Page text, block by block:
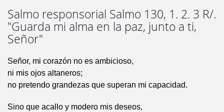
Salmo responsorial Salmo 130, 1. 2. 3 R/.
"Guarda mi alma en la paz, junto a ti,
Señor"
Señor, mi corazón no es ambicioso,
ni mis ojos altaneros;
no pretendo grandezas que superan mi capacidad.
Sino que acallo y modero mis deseos,